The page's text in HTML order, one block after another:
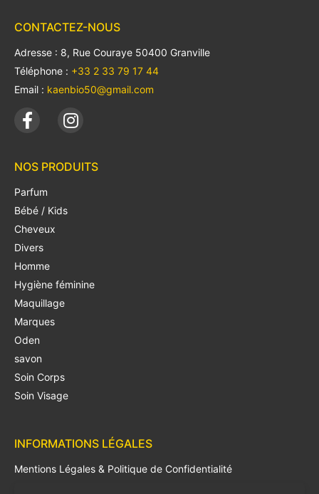
CONTACTEZ-NOUS
Adresse : 8, Rue Couraye 50400 Granville
Téléphone : +33 2 33 79 17 44
Email : kaenbio50@gmail.com
NOS PRODUITS
Parfum
Bébé / Kids
Cheveux
Divers
Homme
Hygiène féminine
Maquillage
Marques
Oden
savon
Soin Corps
Soin Visage
INFORMATIONS LÉGALES
Mentions Légales & Politique de Confidentialité